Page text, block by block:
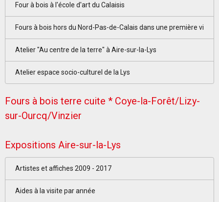
Four à bois à l'école d'art du Calaisis
Fours à bois hors du Nord-Pas-de-Calais dans une première vi
Atelier "Au centre de la terre" à Aire-sur-la-Lys
Atelier espace socio-culturel de la Lys
Fours à bois terre cuite * Coye-la-Forêt/Lizy-
sur-Ourcq/Vinzier
Expositions Aire-sur-la-Lys
Artistes et affiches 2009 - 2017
Aides à la visite par année